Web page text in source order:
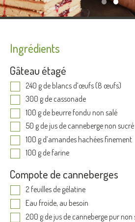
Ingrédients
Gâteau étagé
240 g de blancs d’œufs (8 œufs)
300 g de cassonade
100 g de beurre fondu non salé
50 g de jus de canneberge non sucré
100 g d’amandes hachées finement
100 g de farine
Compote de canneberges
2 feuilles de gélatine
Eau froide, au besoin
200 g de jus de canneberge pur non